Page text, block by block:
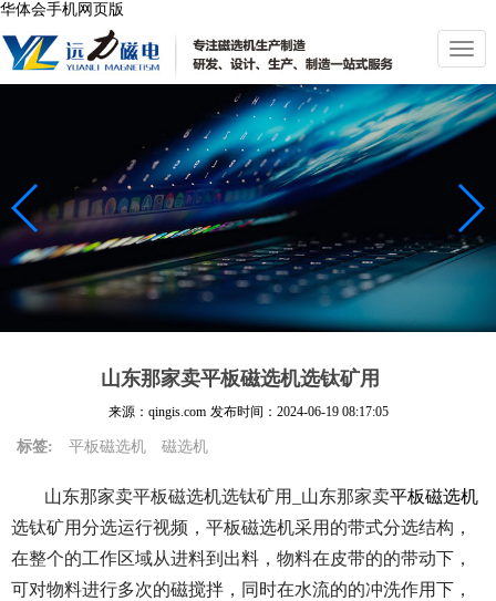
华体会手机网页版
切
换
导
航
山东那家卖平板磁选机选钛矿用
来源：qingis.com 发布时间： 2024-06-19 08:17:05
标签: 平板磁选机 磁选机
山东那家卖平板磁选机选钛矿用_山东那家卖平板磁选机
选钛矿用分选运行视频，平板磁选机采用的带式分选结构，
在整个的工作区域从进料到出料，物料在皮带的的带动下，
可对物料进行多次的磁搅拌，同时在水流的的冲洗作用下，